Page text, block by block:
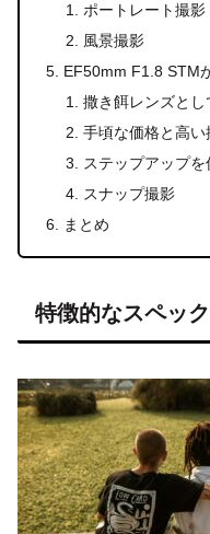
ポートレート撮影
風景撮影
EF50mm F1.8 STM
撒き餌レンズとし
手頃な価格と高い
ステップアップ
スナップ撮影
まとめ
特徴的なスペック